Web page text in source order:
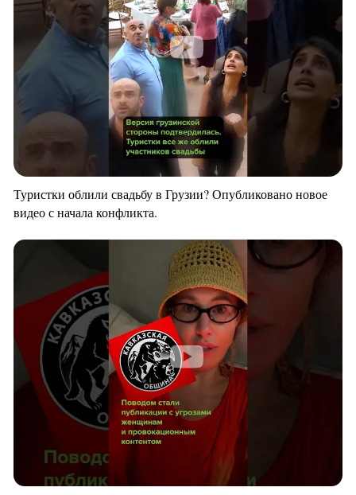
Туристки облили свадьбу в Грузии? Опубликовано новое
видео с начала конфликта.